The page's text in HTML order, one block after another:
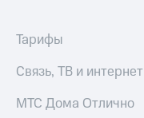
ТВ
Переводы
Тарифы
Связь, ТВ и интернет
МТС Дома Отлично